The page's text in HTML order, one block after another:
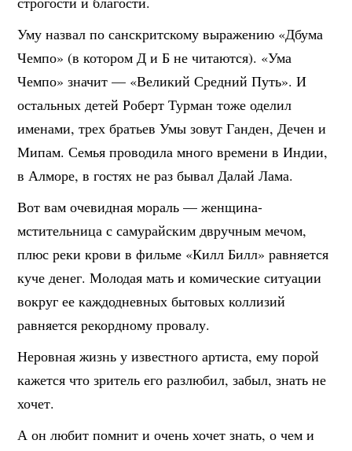
Уму назвал по санскритскому выражению «Дбума
Чемпо» (в котором Д и Б не читаются). «Ума
Чемпо» значит — «Великий Средний Путь». И
остальных детей Роберт Турман тоже оделил
именами, трех братьев Умы зовут Ганден, Дечен и
Мипам. Семья проводила много времени в Индии,
в Алморе, в гостях не раз бывал Далай Лама.
Вот вам очевидная мораль — женщина-
мстительница с самурайским двручным мечом,
плюс реки крови в фильме «Килл Билл» равняется
куче денег. Молодая мать и комические ситуации
вокруг ее каждодневных бытовых коллизий
равняется рекордному провалу.
Неровная жизнь у известного артиста, ему порой
кажется что зритель его разлюбил, забыл, знать не
хочет.
А он любит помнит и очень хочет знать, о чем и